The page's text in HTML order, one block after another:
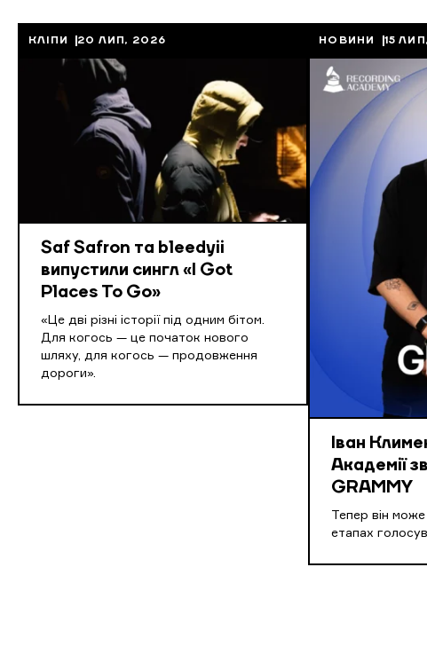
КЛІПИ 20 ЛИП, 2026
Saf Safron та bleedyii
випустили сингл «I Got
Places To Go»
«Це дві різні історії під одним бітом.
Для когось — це початок нового
шляху, для когось — продовження
дороги».
НОВИНИ 15
Іван
Академії
GRAMMY
Тепер він
етапах